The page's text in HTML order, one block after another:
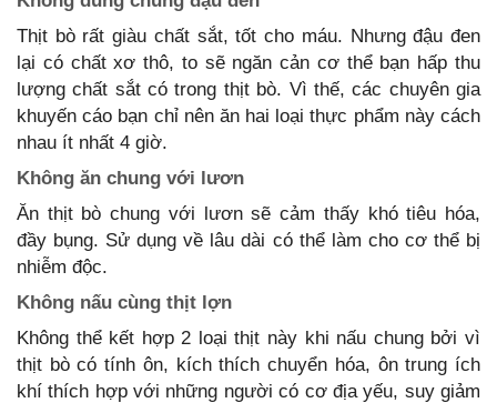
Thịt bò rất giàu chất sắt, tốt cho máu. Nhưng đậu đen
lại có chất xơ thô, to sẽ ngăn cản cơ thể bạn hấp thu
lượng chất sắt có trong thịt bò. Vì thế, các chuyên gia
khuyến cáo bạn chỉ nên ăn hai loại thực phẩm này cách
nhau ít nhất 4 giờ.
Không ăn chung với lươn
Ăn thịt bò chung với lươn sẽ cảm thấy khó tiêu hóa,
đầy bụng. Sử dụng về lâu dài có thể làm cho cơ thể bị
nhiễm độc.
Không nấu cùng thịt lợn
Không thể kết hợp 2 loại thịt này khi nấu chung bởi vì
thịt bò có tính ôn, kích thích chuyển hóa, ôn trung ích
khí thích hợp với những người có cơ địa yếu, suy giảm